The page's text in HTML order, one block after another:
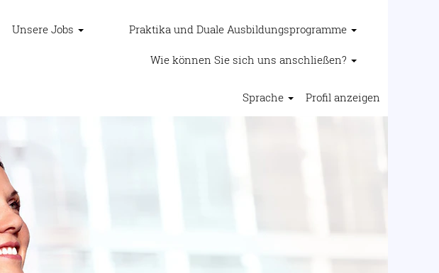
Unsere Jobs Praktika und Duale Ausbildungsprogramme
Wie können Sie sich uns anschließen?
Sprache Profil anzeigen